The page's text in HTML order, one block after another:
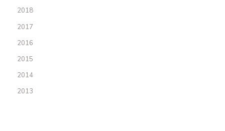
2018
2017
2016
2015
2014
2013